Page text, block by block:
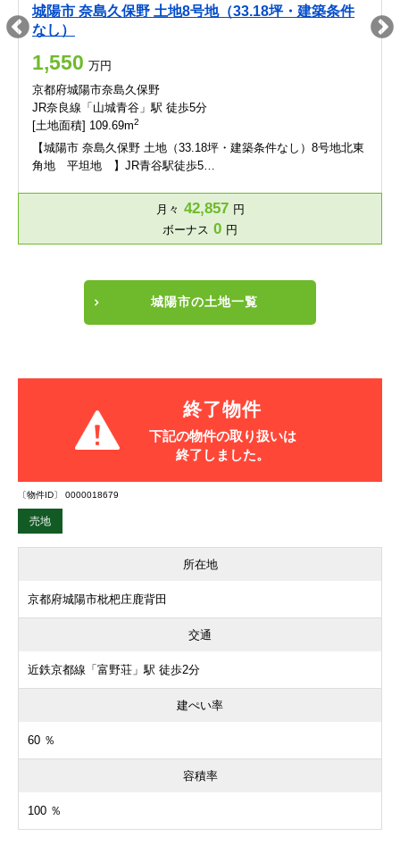
城陽市 奈島久保野 土地8号地（33.18坪・建築条件
なし）
1,550 万円
京都府城陽市奈島久保野
JR奈良線「山城青谷」駅 徒歩5分
[土地面積] 109.69m2
【城陽市 奈島久保野 土地（33.18坪・建築条件なし）8号地北東
角地 平坦地 】JR青谷駅徒歩5…
月々 42,857 円
ボーナス 0 円
城陽市の土地一覧
終了物件
下記の物件の取り扱いは
終了しました。
〔物件ID〕 0000018679
売地
所在地
京都府城陽市枇杷庄鹿背田
交通
近鉄京都線「富野荘」駅 徒歩2分
建ぺい率
60 ％
容積率
100 ％